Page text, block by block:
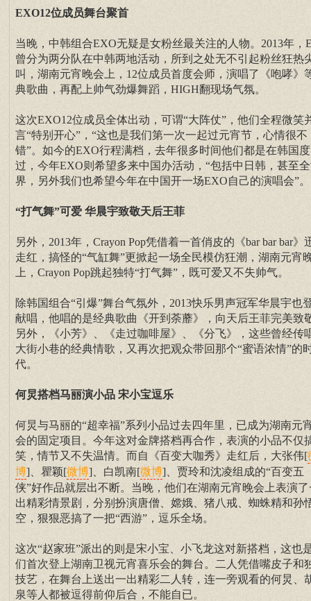
EXO12位成员舞台聚首
当晚，中韩组合EXO无疑是女粉丝最关注的人物。2013年，
曾分为两分队在中韩两地活动，所到之处无不引起粉丝狂热
叫，湖南元宵晚会上，12位成员首度会师，演唱了《咆哮》
典歌曲，再配上帅气劲爆舞蹈，HIGH翻现场气氛。
这次EXO12位成员全体出动，可谓“大阵仗”，他们全程微笑
言“特别开心”，“这也是我们第一次一起过元宵节，心情很不
错”。如今的EXO行程满档，去年很多时间他们都是在韩国度
过，今年EXO则希望多来中国办活动，“包括中日韩，甚至
界，另外我们也希望今年在中国开一场EXO自己的演唱会”。
“打气舞”可爱 华晨宇致敬天后王菲
另外，2013年，Crayon Pop凭借着一首俏皮的《bar bar bar》
走红，搞怪的“气缸舞”更掀起一场全民模仿狂潮，湖南元宵
上，Crayon Pop跳起独特“打气舞”，既可爱又不失帅气。
除韩国组合“引爆”舞台气氛外，2013快乐男声冠军华晨宇也
献唱，他唱的是经典歌曲《开到荼蘼》，向天后王菲完美致
另外，《小芳》、《走过咖啡屋》、《分飞》，这些曾经传
大街小巷的经典情歌，又再次把观众带回那个“蜜语浓情”的
代。
何炅搭档马丽演小品 宋小宝逗乐
何炅与马丽的“超幸福”系列小品过去四年里，已成为湖南元
会的固定项目。今年这对金牌搭档再合作，表演的小品不仅
笑，情节又不失温情。而自《百变大咖秀》走红后，大张伟[
博]、瞿颖[微博]、白凯南[微博]、贾玲和沈凌组成的“百变五
侠”好作品就层出不断。当晚，他们在湖南元宵晚会上表演了
出精彩情景剧，分别扮演唐僧、嫦娥、猪八戒、蜘蛛精和孙
空，狠狠恶搞了一把“西游”，逗乐全场。
这次“赵家班”派出的则是宋小宝、小飞龙这对新搭档，这也
们首次登上湖南卫视元宵喜乐会的舞台。二人凭借嘴皮子和
技艺，在舞台上送出一出精彩二人转，连一旁观看的何炅、
泉等人都被逗得前仰后合，不能自已。